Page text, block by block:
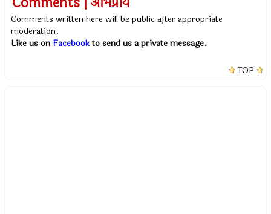
Comments written here will be public after appropriate
moderation.
Like us on Facebookto send us a private message.
TOP